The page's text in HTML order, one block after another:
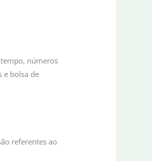
números
e bolsa de
referentes ao